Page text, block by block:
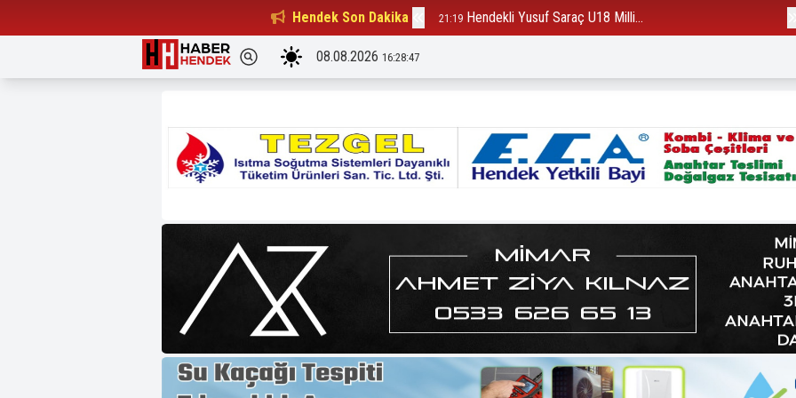
Hendek Son Dakika
Beşiktaşlılar Derneği Başkanı... 21:19 Hendekli Yusuf Saraç U18 Milli...
08.08.2026 16:28:50